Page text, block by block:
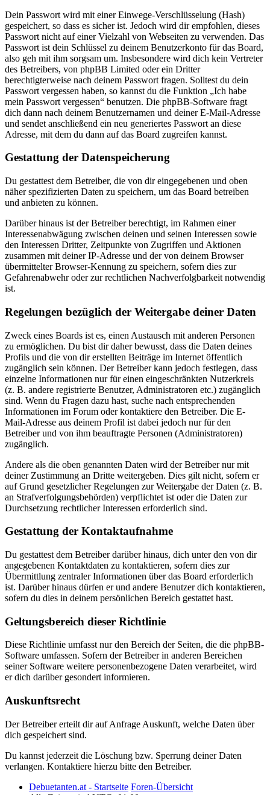
Dein Passwort wird mit einer Einwege-Verschlüsselung (Hash)
gespeichert, so dass es sicher ist. Jedoch wird dir empfohlen, dieses
Passwort nicht auf einer Vielzahl von Webseiten zu verwenden. Das
Passwort ist dein Schlüssel zu deinem Benutzerkonto für das Board,
also geh mit ihm sorgsam um. Insbesondere wird dich kein Vertreter
des Betreibers, von phpBB Limited oder ein Dritter
berechtigterweise nach deinem Passwort fragen. Solltest du dein
Passwort vergessen haben, so kannst du die Funktion „Ich habe
mein Passwort vergessen“ benutzen. Die phpBB-Software fragt
dich dann nach deinem Benutzernamen und deiner E-Mail-Adresse
und sendet anschließend ein neu generiertes Passwort an diese
Adresse, mit dem du dann auf das Board zugreifen kannst.
Gestattung der Datenspeicherung
Du gestattest dem Betreiber, die von dir eingegebenen und oben
näher spezifizierten Daten zu speichern, um das Board betreiben
und anbieten zu können.
Darüber hinaus ist der Betreiber berechtigt, im Rahmen einer
Interessenabwägung zwischen deinen und seinen Interessen sowie
den Interessen Dritter, Zeitpunkte von Zugriffen und Aktionen
zusammen mit deiner IP-Adresse und der von deinem Browser
übermittelter Browser-Kennung zu speichern, sofern dies zur
Gefahrenabwehr oder zur rechtlichen Nachverfolgbarkeit notwendig
ist.
Regelungen bezüglich der Weitergabe deiner Daten
Zweck eines Boards ist es, einen Austausch mit anderen Personen
zu ermöglichen. Du bist dir daher bewusst, dass die Daten deines
Profils und die von dir erstellten Beiträge im Internet öffentlich
zugänglich sein können. Der Betreiber kann jedoch festlegen, dass
einzelne Informationen nur für einen eingeschränkten Nutzerkreis
(z. B. andere registrierte Benutzer, Administratoren etc.) zugänglich
sind. Wenn du Fragen dazu hast, suche nach entsprechenden
Informationen im Forum oder kontaktiere den Betreiber. Die E-
Mail-Adresse aus deinem Profil ist dabei jedoch nur für den
Betreiber und von ihm beauftragte Personen (Administratoren)
zugänglich.
Andere als die oben genannten Daten wird der Betreiber nur mit
deiner Zustimmung an Dritte weitergeben. Dies gilt nicht, sofern er
auf Grund gesetzlicher Regelungen zur Weitergabe der Daten (z. B.
an Strafverfolgungsbehörden) verpflichtet ist oder die Daten zur
Durchsetzung rechtlicher Interessen erforderlich sind.
Gestattung der Kontaktaufnahme
Du gestattest dem Betreiber darüber hinaus, dich unter den von dir
angegebenen Kontaktdaten zu kontaktieren, sofern dies zur
Übermittlung zentraler Informationen über das Board erforderlich
ist. Darüber hinaus dürfen er und andere Benutzer dich kontaktieren,
sofern du dies in deinem persönlichen Bereich gestattet hast.
Geltungsbereich dieser Richtlinie
Diese Richtlinie umfasst nur den Bereich der Seiten, die die phpBB-
Software umfassen. Sofern der Betreiber in anderen Bereichen
seiner Software weitere personenbezogene Daten verarbeitet, wird
er dich darüber gesondert informieren.
Auskunftsrecht
Der Betreiber erteilt dir auf Anfrage Auskunft, welche Daten über
dich gespeichert sind.
Du kannst jederzeit die Löschung bzw. Sperrung deiner Daten
verlangen. Kontaktiere hierzu bitte den Betreiber.
Debuetanten.at - Startseite Foren-Übersicht